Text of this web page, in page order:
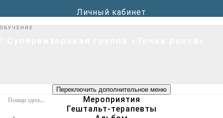
Личный кабинет
ОБУЧЕНИЕ
Переключить дополнительное меню
Мероприятия
Гештальт-терапевты